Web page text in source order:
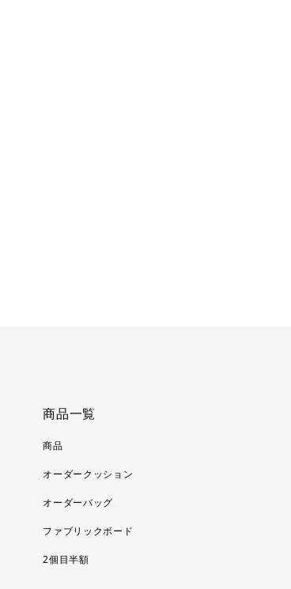
商品一覧
商品
オーダークッション
オーダーバッグ
ファブリックボード
2個目半額